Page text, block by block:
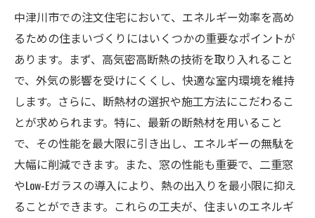
中津川市での注文住宅において、エネルギー効率を高め
るための住まいづくりにはいくつかの重要なポイントが
あります。まず、高気密高断熱の技術を取り入れること
で、外気の影響を受けにくくし、快適な室内環境を維持
します。さらに、断熱材の選択や施工方法にこだわるこ
とが求められます。特に、最新の断熱材を用いること
で、その性能を最大限に引き出し、エネルギーの無駄を
大幅に削減できます。また、窓の性能も重要で、二重窓
やLow-Eガラスの導入により、熱の出入りを最小限に抑え
ることができます。これらの工夫が、住まいのエネルギ